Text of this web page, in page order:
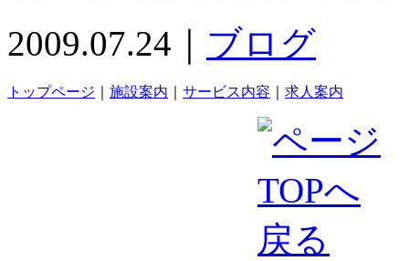
2009.07.24｜ ブログ
トップページ 施設案内 サービス内容 求人案内